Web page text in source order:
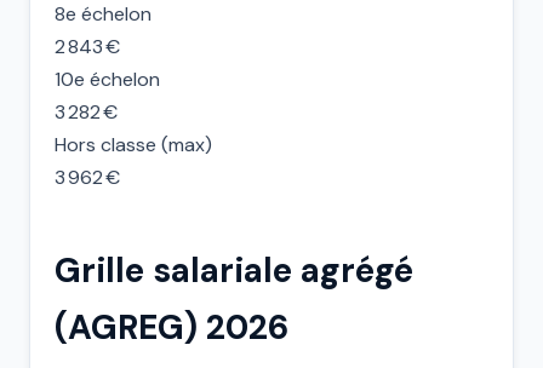
8e échelon
2 843 €
10e échelon
3 282 €
Hors classe (max)
3 962 €
Grille salariale agrégé
(AGREG) 2026